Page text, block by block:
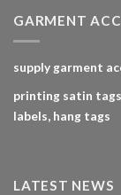
GARMENT
supply garment
printing satin
labels, hang tags
LATEST NEWS